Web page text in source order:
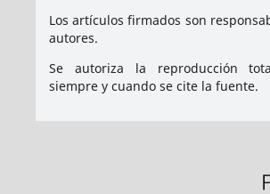
Los artículos firmados son
autores.
Se autoriza la reproducción
siempre y cuando se cite la fuente.